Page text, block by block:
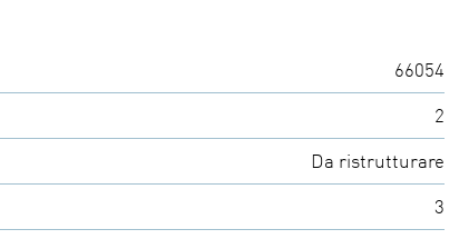
66054
2
Da ristrutturare
3